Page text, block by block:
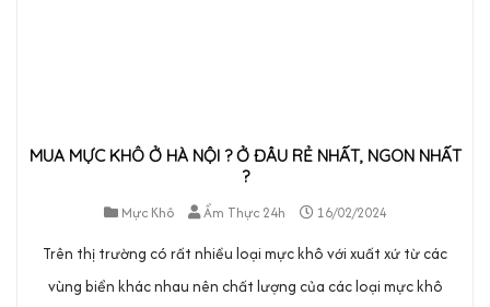
MUA MỰC KHÔ Ở HÀ NỘI ? Ở ĐÂU RẺ NHẤT, NGON NHẤT
?
Mực Khô
Ẩm Thực 24h 16/02/2024
Trên thị trường có rất nhiều loại mực khô với xuất xứ từ các
vùng biển khác nhau nên chất lượng của các loại mực khô